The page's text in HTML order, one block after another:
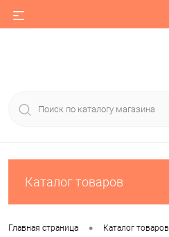
Каталог товаров
Главная страница • Каталог товаров